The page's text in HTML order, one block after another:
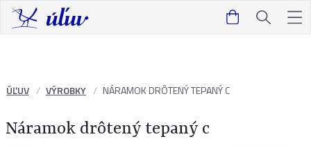
ÚĽUV VÝROBKY NÁRAMOK DRÔTENÝ TEPANÝ C
Náramok drôtený tepaný c